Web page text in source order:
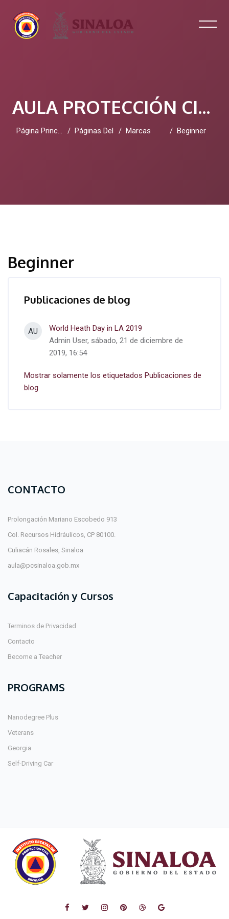
AULA PROTECCIÓN CIVIL SINALOA
Página Principal Páginas Del SitioMarcas Beginner
Beginner
Publicaciones de blog
AU
World Heath Day in LA 2019
Admin User, sábado, 21 de diciembre de
2019, 16:54
Mostrar solamente los etiquetados Publicaciones de
blog
CONTACTO
Prolongación Mariano Escobedo 913
Col. Recursos Hidráulicos, CP 80100.
Culiacán Rosales, Sinaloa
aula@pcsinaloa.gob.mx
Capacitación y Cursos
Terminos de Privacidad
Contacto
Become a Teacher
PROGRAMS
Nanodegree Plus
Veterans
Georgia
Self-Driving Car